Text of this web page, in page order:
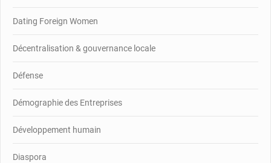
Dating Foreign Women
Décentralisation & gouvernance locale
Défense
Démographie des Entreprises
Développement humain
Diaspora